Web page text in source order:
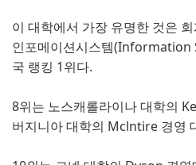
이 대학에서 가장 유명한 것은
인포메이션시스템(Information
국 랭킹 1위다.
8위는 노스캐롤라이나 대학의
버지니아 대학의 Mclntire 경영